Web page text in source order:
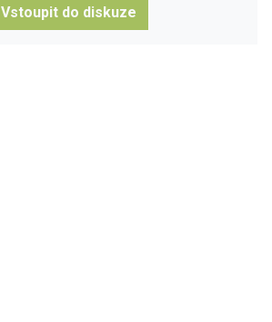
Vstoupit do diskuze